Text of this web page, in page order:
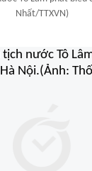
Nhất/TTXVN)